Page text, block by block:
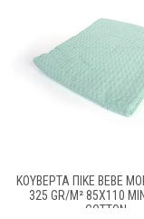
ΚΟΥΒΈΡΤΑ ΠΙΚΈ BEBE
325 GR/M² 85X110
COTTON